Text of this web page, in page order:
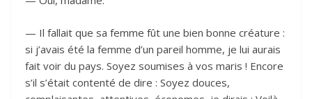
— Il fallait que sa femme fût une bien bonne créature :
si j’avais été la femme d’un pareil homme, je lui aurais
fait voir du pays. Soyez soumises à vos maris ! Encore
s’il s’était contenté de dire : Soyez douces,